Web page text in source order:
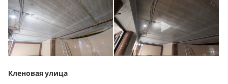
Кленовая улица